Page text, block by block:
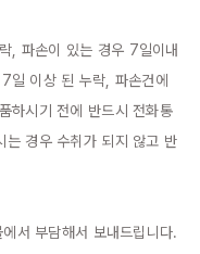
, 파손이 있는 경우 7일이내
이상 된 누락, 파손건에
하시기 전에 반드시 전화통
는 경우 수취가 되지 않고 반
서 부담해서 보내드립니다.